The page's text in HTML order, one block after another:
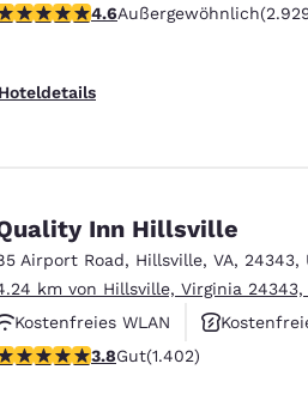
Rauchfrei
Sterne-Bewertung.
4.6Außergewöhnlich
Hoteldetails
Inn Hillsville
Airport Road, Hillsville, VA, 24343,
km von Hillsville, Virginia 24343,
Kostenfreies WLAN
Haustierfreundlich
Sterne-Bewertung. Gut. 1402
3.8Gut(1.402)